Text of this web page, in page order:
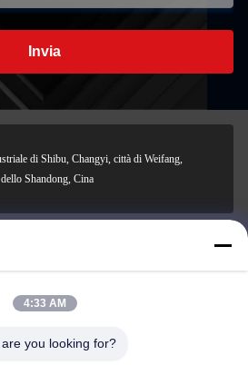
Invia
di Shibu, Changyi, città di Weifang,
Shandong, Cina
4:33 AM
you looking for?